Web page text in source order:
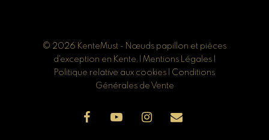
© 2026 KenteMust - Nœuds papillon et pièces
d'exception en Kente. | Mentions Légales
Politique relative aux cookies
Conditions
Générales de Vente
facebookyoutubeinstagramemail